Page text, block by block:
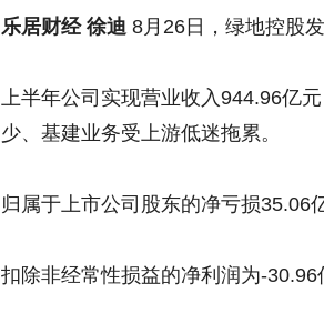
乐居财经 徐迪 8月26日，绿地控股
上半年公司实现营业收入944.96亿
少、基建业务受上游低迷拖累。
归属于上市公司股东的净亏损35.06
扣除非经常性损益的净利润为-30.96